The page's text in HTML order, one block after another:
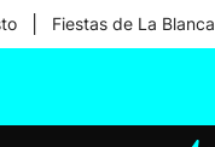
Fiestas de La Blanca